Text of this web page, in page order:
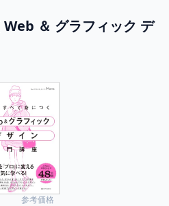
＆ グラフィック デ
参考価格